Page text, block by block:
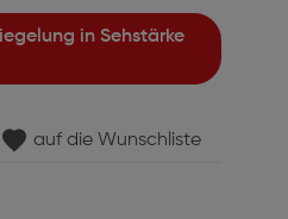
auf die Wunschliste